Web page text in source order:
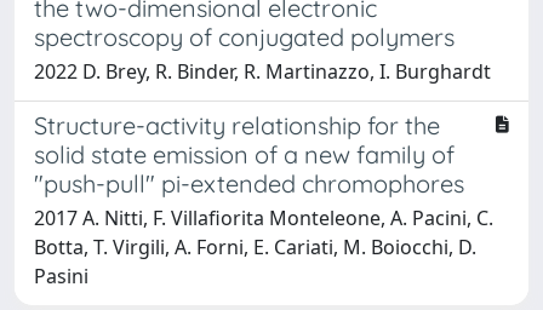
the two-dimensional electronic
spectroscopy of conjugated polymers
2022 D. Brey, R. Binder, R. Martinazzo, I. Burghardt
Structure-activity relationship for the
solid state emission of a new family of
"push-pull" pi-extended chromophores
2017 A. Nitti, F. Villafiorita Monteleone, A. Pacini, C.
Botta, T. Virgili, A. Forni, E. Cariati, M. Boiocchi, D.
Pasini